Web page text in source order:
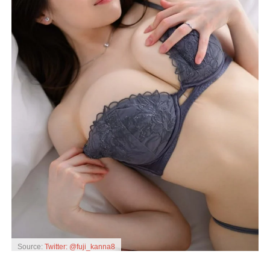
Source: Twitter: @fuji_kanna8